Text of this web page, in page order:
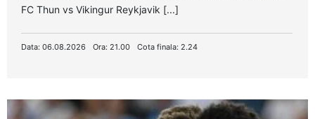
FC Thun vs Vikingur Reykjavik [...]
Data: 06.08.2026 Ora: 21.00 Cota finala: 2.24